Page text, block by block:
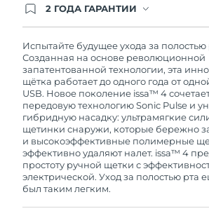
2 ГОДА ГАРАНТИИ
Это означает, что если в течение
покупки с продуктом возникнут
FOREO заменит его бесплатно.
Испытайте будущее ухода за полостью
Созданная на основе революционной
запатентованной технологии, эта
щётка работает до одного года от
USB. Новое поколение issa™ 4
передовую технологию Sonic Pulse и
гибридную насадку: ультрамягкие
щетинки снаружи, которые бережно
и высокоэффективные полимерные
эффективно удаляют налет. issa™ 4
простоту ручной щетки с
электрической. Уход за полостью рта
был таким легким.